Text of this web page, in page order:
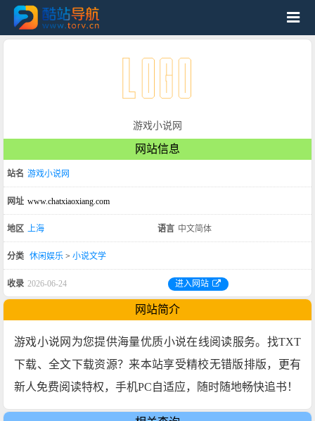
游戏小说网
网站信息
站名 游戏小说网
网址 www.chatxiaoxiang.com
地区 上海 语言 中文简体
分类 休闲娱乐 > 小说文学
收录 2026-06-24 进入网站
网站简介
游戏小说网为您提供海量优质小说在线阅读服务。找TXT
下载、全文下载资源？来本站享受精校无错版排版，更有
新人免费阅读特权，手机PC自适应，随时随地畅快追书！